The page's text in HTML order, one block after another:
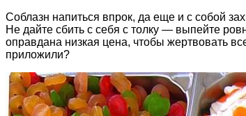
Соблазн напиться впрок, да еще и с собой
Не дайте сбить с себя с толку — выпейте
оправдана низкая цена, чтобы жертвовать
приложили?